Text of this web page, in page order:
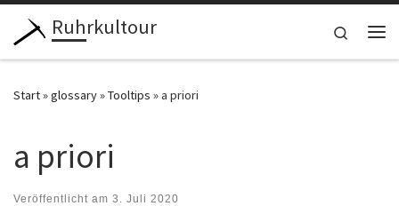
Zum Inhalt springen
Ruhrkultour
Search
Start»glossary»Tooltips »a priori
a priori
Veröffentlicht am 3. Juli 2020